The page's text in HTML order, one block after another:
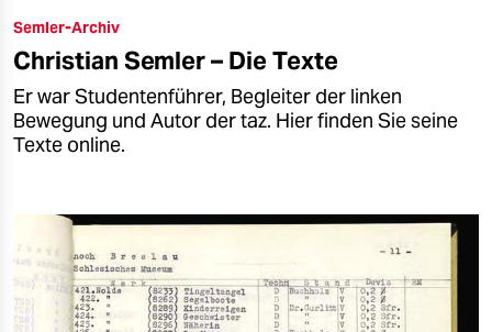
Semler-Archiv
Christian Semler – Die Texte
Er war Studentenführer, Begleiter der linken
Bewegung und Autor der taz. Hier finden Sie seine
Texte online.